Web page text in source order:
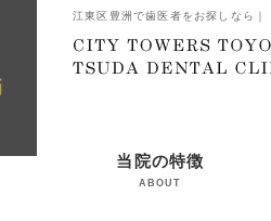
江東区豊洲で歯医者をお探しなら
当院の特徴
ABOUT